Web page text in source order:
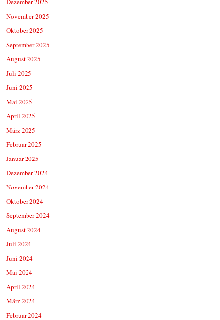
Dezember 2025
November 2025
Oktober 2025
September 2025
August 2025
Juli 2025
Juni 2025
Mai 2025
April 2025
März 2025
Februar 2025
Januar 2025
Dezember 2024
November 2024
Oktober 2024
September 2024
August 2024
Juli 2024
Juni 2024
Mai 2024
April 2024
März 2024
Februar 2024